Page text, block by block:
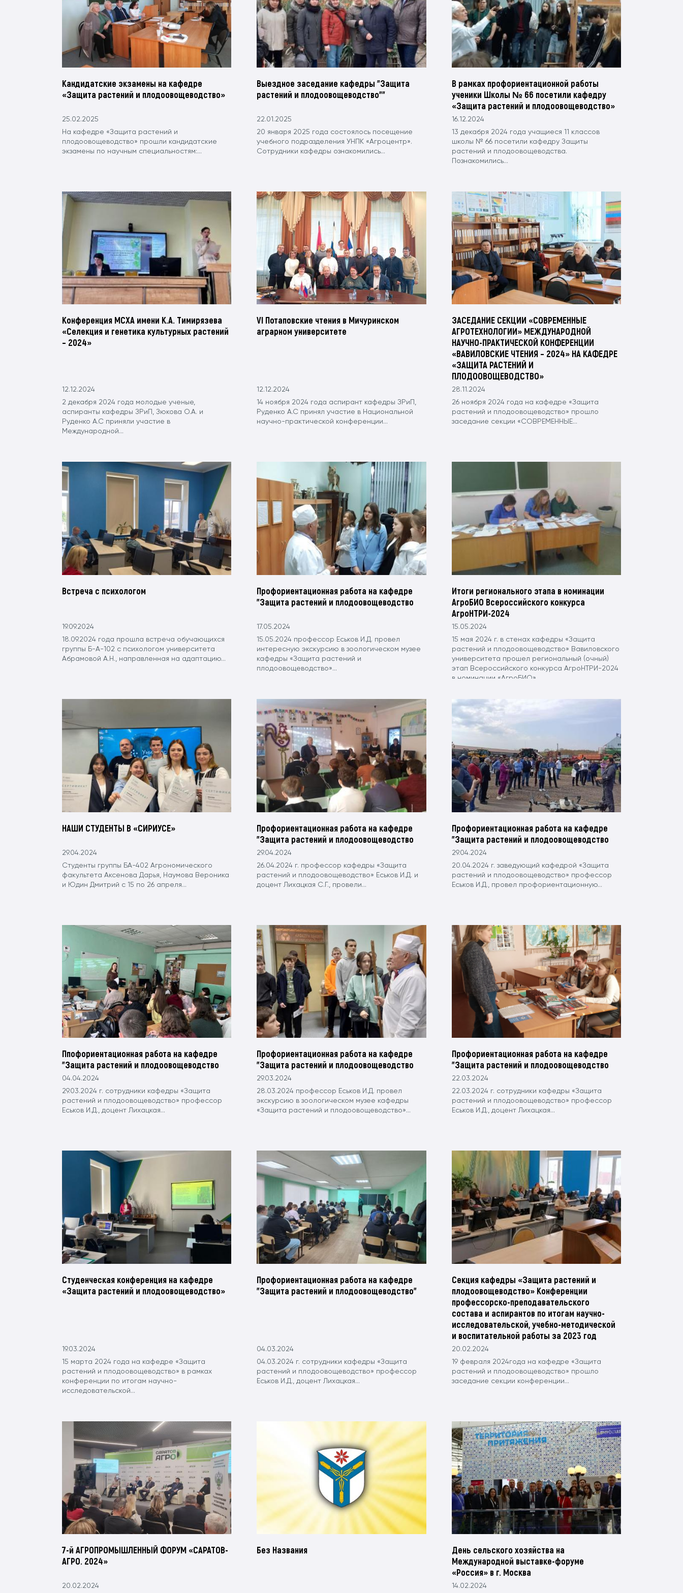
Кандидатские экзамены на кафедре
«Защита растений и плодоовощеводство»
25.02.2025
На кафедре «Защита растений и
плодоовощеводство» прошли кандидатские
экзамены по научным специальностям:...
Выездное заседание кафедры "Защита
растений и плодоовощеводство""
22.01.2025
20 января 2025 года состоялось посещение
учебного подразделения УНПК «Агроцентр».
Сотрудники кафедры ознакомились...
В рамках профориентационной работы
ученики Школы № 66 посетили кафедру
«Защита растений и плодоовощеводство»
16.12.2024
13 декабря 2024 года учащиеся 11 классов
школы № 66 посетили кафедру Защиты
растений и плодоовощеводства.
Познакомились...
Конференция МСХА имени К.А. Тимирязева
«Селекция и генетика культурных растений
– 2024»
12.12.2024
2 декабря 2024 года молодые ученые,
аспиранты кафедры ЗРиП, Зюкова О.А. и
Руденко А.С приняли участие в
Международной...
VI Потаповские чтения в Мичуринском
аграрном университете
12.12.2024
14 ноября 2024 года аспирант кафедры ЗРиП,
Руденко А.С принял участие в Национальной
научно-практической конференции...
ЗАСЕДАНИЕ СЕКЦИИ «СОВРЕМЕННЫЕ
АГРОТЕХНОЛОГИИ» МЕЖДУНАРОДНОЙ
НАУЧНО-ПРАКТИЧЕСКОЙ КОНФЕРЕНЦИИ
«ВАВИЛОВСКИЕ ЧТЕНИЯ – 2024» НА КАФЕДРЕ
«ЗАЩИТА РАСТЕНИЙ И
ПЛОДООВОЩЕВОДСТВО»
28.11.2024
26 ноября 2024 года на кафедре «Защита
растений и плодоовощеводство» прошло
заседание секции «СОВРЕМЕННЫЕ...
Встреча с психологом
19.09.2024
18.09.2024 года прошла встреча обучающихся
группы Б-А-102 с психологом университета
Абрамовой А.Н., направленная на адаптацию...
Профориентационная работа на кафедре
"Защита растений и плодоовощеводство
17.05.2024
15.05.2024 профессор Еськов И.Д. провел
интересную экскурсию в зоологическом музее
кафедры «Защита растений и
плодоовощеводство»...
Итоги регионального этапа в номинации
АгроБИО Всероссийского конкурса
АгроНТРИ-2024
15.05.2024
15 мая 2024 г. в стенах кафедры «Защита
растений и плодоовощеводство» Вавиловского
университета прошел региональный (очный)
этап Всероссийского конкурса АгроНТРИ-2024
в номинации «АгроБИО».
НАШИ СТУДЕНТЫ В «СИРИУСЕ»
29.04.2024
Студенты группы БА-402 Агрономического
факультета Аксенова Дарья, Наумова Вероника
и Юдин Дмитрий с 15 по 26 апреля...
Профориентационная работа на кафедре
"Защита растений и плодоовощеводство
29.04.2024
26.04.2024 г. профессор кафедры «Защита
растений и плодоовощеводство» Еськов И.Д. и
доцент Лихацкая С.Г., провели...
Профориентационная работа на кафедре
"Защита растений и плодоовощеводство
29.04.2024
20.04.2024 г. заведующий кафедрой «Защита
растений и плодоовощеводство» профессор
Еськов И.Д., провел профориентационную...
Ппофориентационная работа на кафедре
"Защита растений и плодоовощеводство
04.04.2024
29.03.2024 г. сотрудники кафедры «Защита
растений и плодоовощеводство» профессор
Еськов И.Д., доцент Лихацкая...
Профориентационная работа на кафедре
"Защита растений и плодоовощеводство
29.03.2024
28.03.2024 профессор Еськов И.Д. провел
экскурсию в зоологическом музее кафедры
«Защита растений и плодоовощеводство»...
Профориентационная работа на кафедре
"Защита растений и плодоовощеводство
22.03.2024
22.03.2024 г. сотрудники кафедры «Защита
растений и плодоовощеводство» профессор
Еськов И.Д., доцент Лихацкая...
Студенческая конференция на кафедре
«Защита растений и плодоовощеводство»
19.03.2024
15 марта 2024 года на кафедре «Защита
растений и плодоовощеводство» в рамках
конференции по итогам научно-
исследовательской...
Профориентационная работа на кафедре
"Защита растений и плодоовощеводство"
04.03.2024
04.03.2024 г. сотрудники кафедры «Защита
растений и плодоовощеводство» профессор
Еськов И.Д., доцент Лихацкая...
Секция кафедры «Защита растений и
плодоовощеводство» Конференции
профессорско-преподавательского
состава и аспирантов по итогам научно-
исследовательской, учебно-методической
и воспитательной работы за 2023 год
20.02.2024
19 февраля 2024года на кафедре «Защита
растений и плодоовощеводство» прошло
заседание секции конференции...
7-й АГРОПРОМЫШЛЕННЫЙ ФОРУМ «САРАТОВ-
АГРО. 2024»
20.02.2024
Без Названия
День сельского хозяйства на
Международной выставке-форуме
«Россия» в г. Москва
14.02.2024